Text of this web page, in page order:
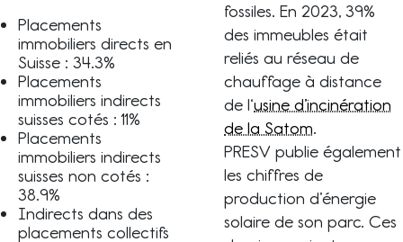
Placements
immobiliers directs en
Suisse : 34.3%
Placements
immobiliers indirects
suisses cotés : 11%
Placements
immobiliers indirects
suisses non cotés :
38.9%
Indirects dans des
placements collectifs
fossiles. En 2023, 39%
des immeubles était
reliés au réseau de
chauffage à distance
de l‘usine d’incinération
de la Satom.
PRESV publie également
les chiffres de
production d’énergie
solaire de son parc. Ces